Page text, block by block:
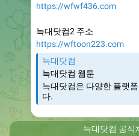
https://wfwf436.com
늑대닷컴2 주소
https://wftoon223.com
늑대닷컴
늑대닷컴 웹툰
늑대닷컴은 다양한 플랫
다.
늑대닷컴 공식